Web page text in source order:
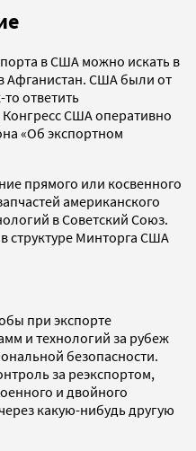
в США можно искать в
Афганистан. США были от
ответить
США оперативно
«Об экспортном
прямого или косвенного
американского
в Советский Союз.
структуре Минторга США
при экспорте
и технологий за рубеж
безопасности.
за реэкспортом,
и двойного
какую-нибудь другую